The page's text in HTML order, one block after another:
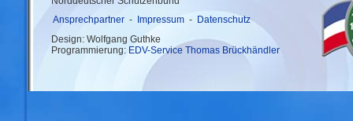
Ansprechpartner - Impressum - Datenschutz
Design: Wolfgang Guthke
Programmierung: EDV-Service Thomas Brückhändler